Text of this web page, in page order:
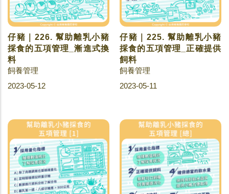
仔豬｜226. 幫助離乳小豬
採食的五項管理_漸進式換
料
飼養管理
2023-05-12
仔豬｜225. 幫助離乳小豬
採食的五項管理_正確提供
飼料
飼養管理
2023-05-11